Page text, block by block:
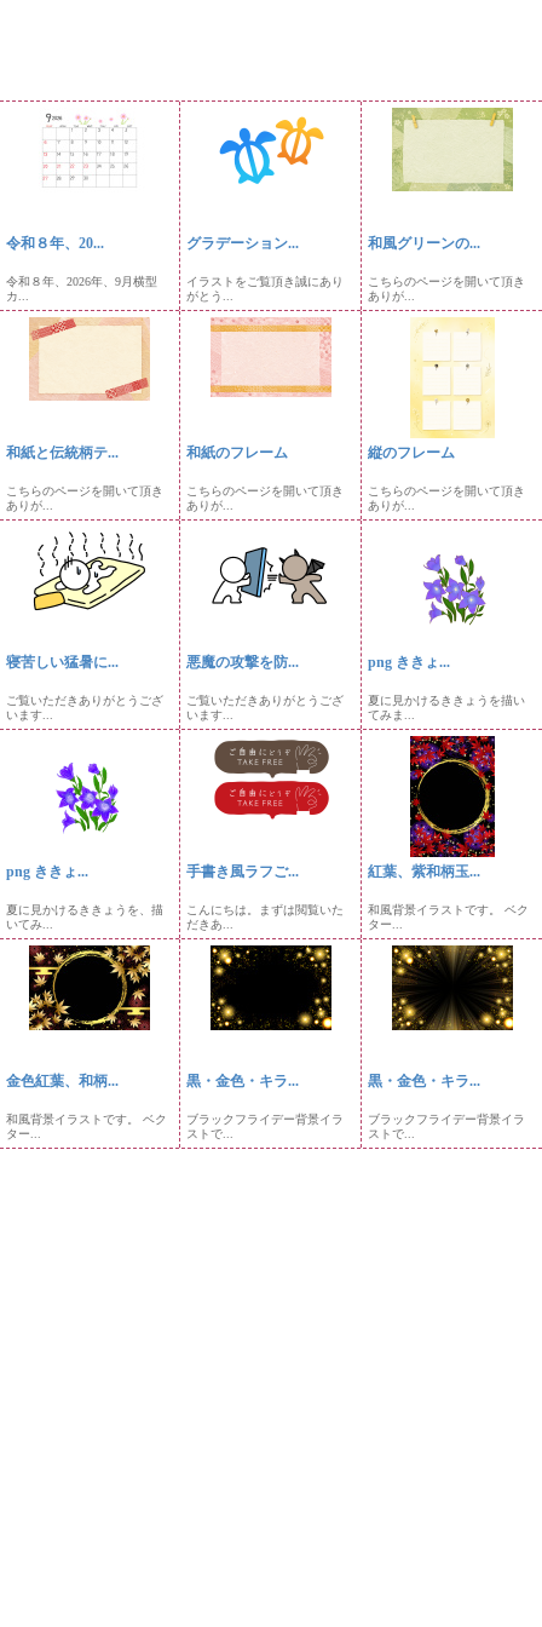
令和８年、20...
令和８年、2026年、9月横型
カ...
グラデーション...
イラストをご覧頂き誠にあり
がとう...
和風グリーンの...
こちらのページを開いて頂き
ありが...
和紙と伝統柄テ...
こちらのページを開いて頂き
ありが...
和紙のフレーム
こちらのページを開いて頂き
ありが...
縦のフレーム
こちらのページを開いて頂き
ありが...
寝苦しい猛暑に...
ご覧いただきありがとうござ
います...
悪魔の攻撃を防...
ご覧いただきありがとうござ
います...
png ききょ...
夏に見かけるききょうを描い
てみま...
png ききょ...
夏に見かけるききょうを、描
いてみ...
手書き風ラフご...
こんにちは。まずは閲覧いた
だきあ...
紅葉、紫和柄玉...
和風背景イラストです。 ベク
ター...
金色紅葉、和柄...
和風背景イラストです。 ベク
ター...
黒・金色・キラ...
ブラックフライデー背景イラ
ストで...
黒・金色・キラ...
ブラックフライデー背景イラ
ストで...